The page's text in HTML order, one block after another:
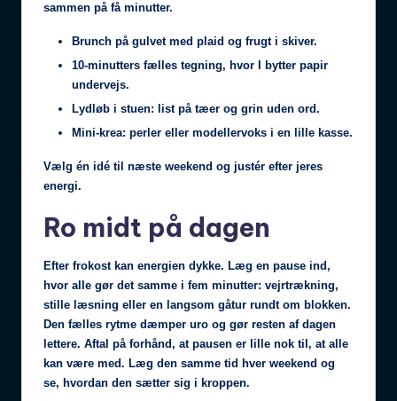
sammen på få minutter.
Brunch på gulvet med plaid og frugt i skiver.
10‑minutters fælles tegning, hvor I bytter papir
undervejs.
Lydløb i stuen: list på tæer og grin uden ord.
Mini-krea: perler eller modellervoks i en lille kasse.
Vælg én idé til næste weekend og justér efter jeres
energi.
Ro midt på dagen
Efter frokost kan energien dykke. Læg en pause ind,
hvor alle gør det samme i fem minutter: vejrtrækning,
stille læsning eller en langsom gåtur rundt om blokken.
Den fælles rytme dæmper uro og gør resten af dagen
lettere. Aftal på forhånd, at pausen er lille nok til, at alle
kan være med. Læg den samme tid hver weekend og
se, hvordan den sætter sig i kroppen.